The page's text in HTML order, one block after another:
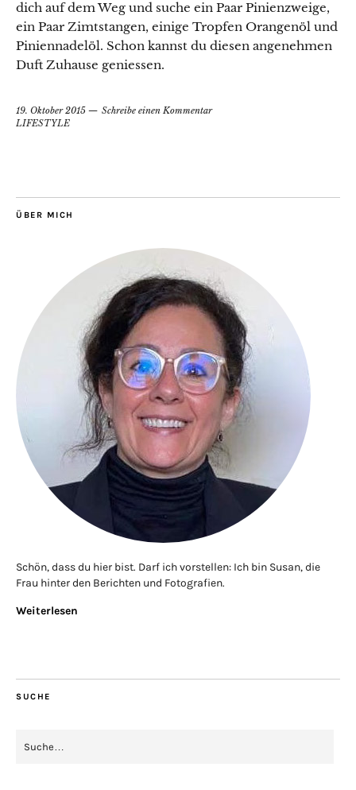
dich auf dem Weg und suche ein Paar Pinienzweige,
ein Paar Zimtstangen, einige Tropfen Orangenöl und
Piniennadelöl. Schon kannst du diesen angenehmen
Duft Zuhause geniessen.
19. Oktober 2015
Schreibe einen Kommentar
LIFESTYLE
ÜBER MICH
Schön, dass du hier bist. Darf ich vorstellen: Ich bin Susan, die
Frau hinter den Berichten und Fotografien.
Weiterlesen
SUCHE
Datenschutzerklärung